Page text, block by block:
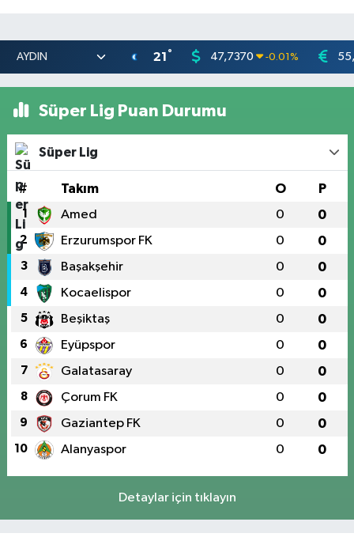
21 ° 47,7370 -0.01 %
Süper Lig Puan Durumu
Süper Lig
# Takım O P
1 Amed 0 0
2 Erzurumspor FK 0 0
3 Başakşehir 0 0
4 Kocaelispor 0 0
5 Beşiktaş 0 0
6 Eyüpspor 0 0
7 Galatasaray 0 0
8 Çorum FK 0 0
9 Gaziantep FK 0 0
10 Alanyaspor 0 0
Detaylar için tıklayın